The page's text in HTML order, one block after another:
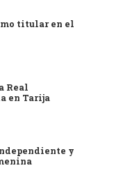
titular en el
Real
en Tarija
y